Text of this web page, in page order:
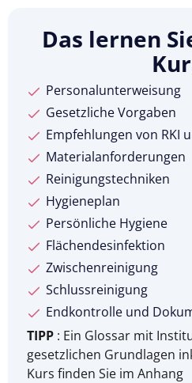
Das lernen
Personalunterweisung
Gesetzliche Vorgaben
Empfehlungen von RKI
Materialanforderungen
Reinigungstechniken
Hygieneplan
Persönliche Hygiene
Flächendesinfektion
Zwischenreinigung
Schlussreinigung
Endkontrolle und
TIPP : Ein Glossar mit
gesetzlichen Grundlagen
Kurs finden Sie im Anhang